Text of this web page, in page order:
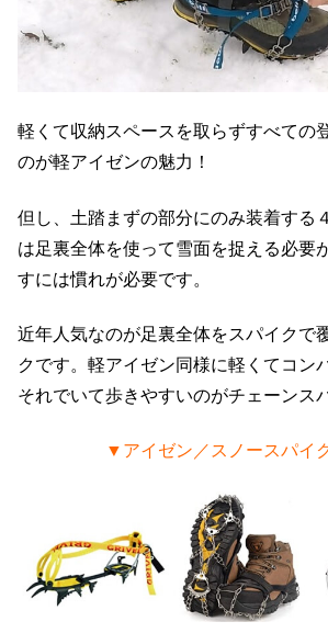
軽くて収納スペースを取らずすべての
のが軽アイゼンの魅力！
但し、土踏まずの部分にのみ装着する
は足裏全体を使って雪面を捉える必要
すには慣れが必要です。
近年人気なのが足裏全体をスパイクで
クです。軽アイゼン同様に軽くてコン
それでいて歩きやすいのがチェーンス
▼アイゼン／スノースパイ